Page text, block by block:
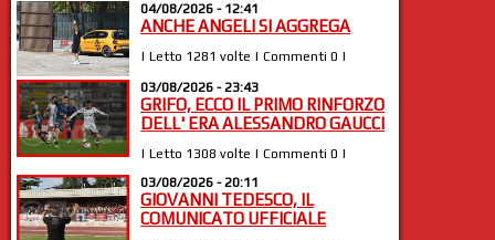
04/08/2026 - 12:41
ANCHE ANGELI SI AGGREGA
| Letto 1281 volte | Commenti 0 |
03/08/2026 - 23:43
GRIFO, ECCO IL PRIMO RINFORZO
DELL' ERA ALESSANDRO GAUCCI
| Letto 1308 volte | Commenti 0 |
03/08/2026 - 20:11
GIOVANNI TEDESCO, IL
COMUNICATO UFFICIALE